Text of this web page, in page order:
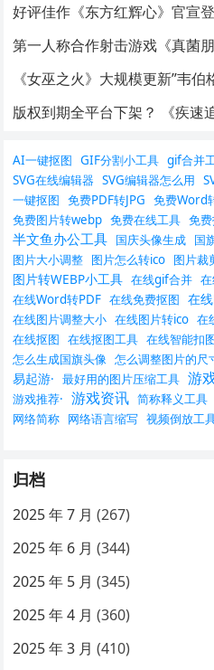
好评佳作《东方红辉心》官宣
第一人称合作射击游戏《真菌
《女巫之火》大规模更新”韦伯
版权到期全平台下架？ 《疾速
AI一键抠图 GIF分割小工具 gif合并
SVG在线编辑器 SVG编辑器怎么用
一键抠图 免费PDF转JPG 免费Word
免费图片转webp 免费在线工具 免
半文鱼办公工具 国庆头像生成 国
图片大小调整 图片怎么转ico 图片裁
图片转WEBP小工具 在线gif合并
在线Word转PDF 在线免费抠图 在
在线图片调整大小 在线图片转ico 在
在线抠图 在线抠图工具 在线智能扣
怎么生成国旗头像 怎么调整图片的尺
易起游· 最好用的图片压缩工具 游
游戏推荐· 游戏资讯 简称释义工具
网络简称 网络语言缩写 视频倒放工
归档
2025 年 7 月 (267)
2025 年 6 月 (344)
2025 年 5 月 (345)
2025 年 4 月 (360)
2025 年 3 月 (410)